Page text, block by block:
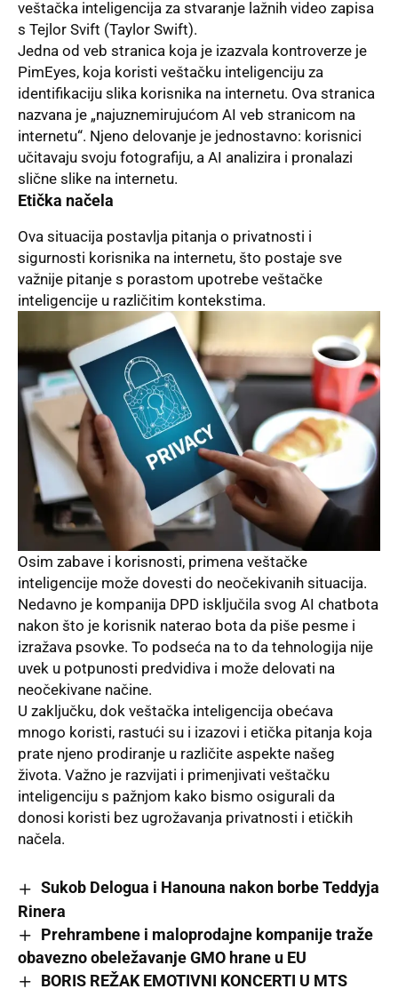
veštačka inteligencija za stvaranje lažnih video zapisa
s Tejlor Svift (Taylor Swift).
Jedna od veb stranica koja je izazvala kontroverze je
PimEyes, koja koristi veštačku inteligenciju za
identifikaciju slika korisnika na internetu. Ova stranica
nazvana je „najuznemirujućom AI veb stranicom na
internetu“. Njeno delovanje je jednostavno: korisnici
učitavaju svoju fotografiju, a AI analizira i pronalazi
slične slike na internetu.
Etička načela
Ova situacija postavlja pitanja o privatnosti i
sigurnosti korisnika na internetu, što postaje sve
važnije pitanje s porastom upotrebe veštačke
inteligencije u različitim kontekstima.
Osim zabave i korisnosti, primena veštačke
inteligencije može dovesti do neočekivanih situacija.
Nedavno je kompanija DPD isključila svog AI chatbota
nakon što je korisnik naterao bota da piše pesme i
izražava psovke. To podseća na to da tehnologija nije
uvek u potpunosti predvidiva i može delovati na
neočekivane načine.
U zaključku, dok veštačka inteligencija obećava
mnogo koristi, rastući su i izazovi i etička pitanja koja
prate njeno prodiranje u različite aspekte našeg
života. Važno je razvijati i primenjivati veštačku
inteligenciju s pažnjom kako bismo osigurali da
donosi koristi bez ugrožavanja privatnosti i etičkih
načela.
Sukob Delogua i Hanouna nakon borbe Teddyja
Rinera
Prehrambene i maloprodajne kompanije traže
obavezno obeležavanje GMO hrane u EU
BORIS REŽAK EMOTIVNI KONCERTI U MTS